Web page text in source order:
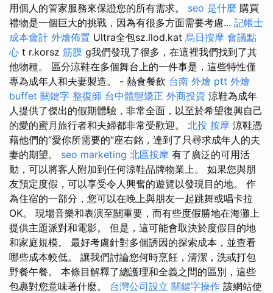
用個人的管家服務來保證您的所有需求。 seo 是什麼 購買
禮物是一個巨大的挑戰，因為有很多方面需要考慮... 記帳士
成本會計 外燴佈置 Ultra全包sz.llod.kat 烏日按摩 會議點
心 t r.korsz 筋膜 g我們發現了很多，在這裡我們找到了其
他物種。 區分涼鞋在多個舞台上的一件事是，這些特性僅
專為成年人和夫妻製造。 - 熱食餐飲 台南 外燴 ptt 外燴
buffet 關鍵字 整復師 台中體態矯正 外商投資 涼鞋為成年
人提供了傑出的假期體驗，非常全面，以至於希望復興自己
的愛的蜜月旅行者和夫婦都非常受歡迎。 北投 按摩 涼鞋憑
藉他們的“愛你所需要的”座右銘，達到了只尋求成年人的夫
妻的期望。 seo marketing 北區按摩 有了廣泛的可用活
動，可以將客人附加到任何涼鞋品牌物業上。 如果您與朋
友預定度假，可以享受令人興奮的遊覽以發現目的地。 作
為住宿的一部分，您可以在晚上與朋友一起跳舞或唱卡拉
OK。 現場音樂和表演至關重要，而有些度假勝地在海灘上
提供主題派對和電影。 但是，這可能會取決於度假目的地
和家庭規模。 最好考慮針對多個誘因的探索成本，並查看
哪些成本較低。 讓我們討論您何時烹飪，清潔，洗或打包
野餐午餐。 本條目解釋了總護理和全義之間的區別，這些
包裹對您意味著什麼。 台灣公司設立 關鍵字操作 該網站使